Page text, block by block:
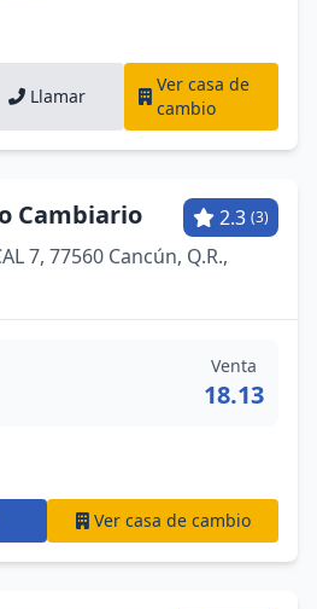
Llamar
Ver casa de
cambio
Cambiario 2.3 (3)
7, 77560 Cancún, Q.R.,
Venta
18.13
Ver casa de cambio